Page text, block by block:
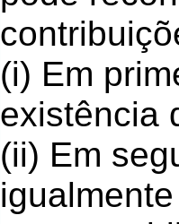
(i) Em
existência
(ii) Em